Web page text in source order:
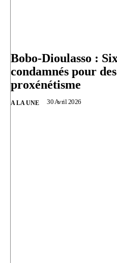
Bobo-Dioulasso :
condamnés pour
proxénétisme
A LA UNE 30 Avril 2026